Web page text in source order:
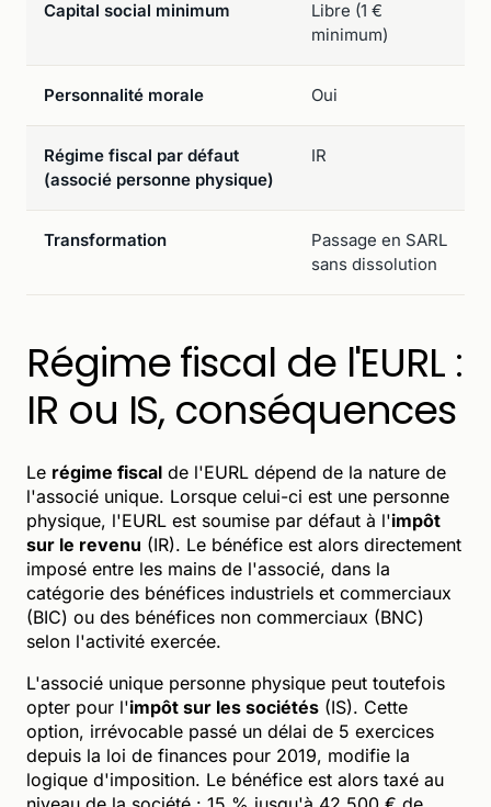
Capital social minimum
Libre (1 €
minimum)
Personnalité morale Oui
Régime fiscal par défaut
(associé personne physique)
IR
Transformation
Passage en SARL
sans dissolution
Régime fiscal de l'EURL :
IR ou IS, conséquences
Le régime fiscal de l'EURL dépend de la nature de
l'associé unique. Lorsque celui-ci est une personne
physique, l'EURL est soumise par défaut à l'impôt
sur le revenu (IR). Le bénéfice est alors directement
imposé entre les mains de l'associé, dans la
catégorie des bénéfices industriels et commerciaux
(BIC) ou des bénéfices non commerciaux (BNC)
selon l'activité exercée.
L'associé unique personne physique peut toutefois
opter pour l'impôt sur les sociétés (IS). Cette
option, irrévocable passé un délai de 5 exercices
depuis la loi de finances pour 2019, modifie la
logique d'imposition. Le bénéfice est alors taxé au